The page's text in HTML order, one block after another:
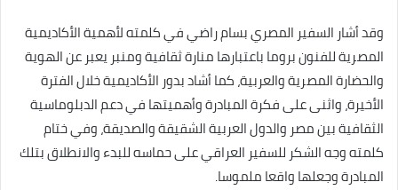
‏وقد أشار السفير المصري بسام راضي في كلمته لأهمية الأكاديمية
المصرية للفنون بروما باعتبارها منارة ثقافية ومنبر يعبر عن الهوية
والحضارة المصرية والعربية، كما أشاد بدور الأكاديمية خلال الفترة
الأخيرة، واثنى على فكرة المبادرة وأهميتها في دعم الدبلوماسية
الثقافية بين مصر والدول العربية الشقيقة والصديقة، وفي ختام
كلمته وجه الشكر للسفير العراقي على حماسه للبدء والانطلاق بتلك
المبادرة وجعلها واقعا ملموسا.